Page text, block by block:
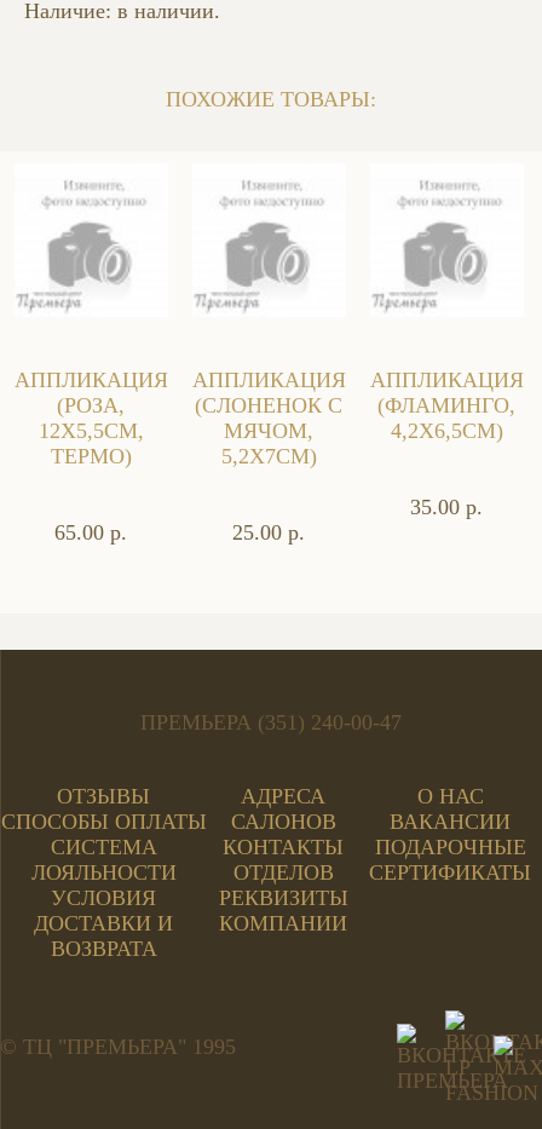
Наличие: в наличии.
ПОХОЖИЕ ТОВАРЫ:
АППЛИКАЦИЯ
(РОЗА,
12X5,5СМ,
ТЕРМО)
65.00 р.
АППЛИКАЦИЯ
(СЛОНЕНОК С
МЯЧОМ,
5,2X7СМ)
25.00 р.
АППЛИКАЦИЯ
(ФЛАМИНГО,
4,2X6,5СМ)
35.00 р.
ПРЕМЬЕРА (351) 240-00-47
ОТЗЫВЫ
СПОСОБЫ ОПЛАТЫ
СИСТЕМА
ЛОЯЛЬНОСТИ
УСЛОВИЯ
ДОСТАВКИ И
ВОЗВРАТА
АДРЕСА
САЛОНОВ
КОНТАКТЫ
ОТДЕЛОВ
РЕКВИЗИТЫ
КОМПАНИИ
О НАС
ВАКАНСИИ
ПОДАРОЧНЫЕ
СЕРТИФИКАТЫ
© ТЦ "ПРЕМЬЕРА" 1995